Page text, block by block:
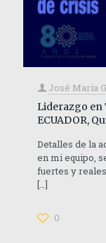
José María
Liderazgo en
ECUADOR,
Detalles de la
en mi equipo,
fuertes y
[…]
0